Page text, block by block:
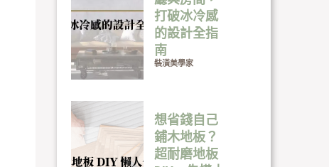
打破冰冷感
的設計全指
南
裝潢美學家
想省錢自己
鋪木地板？
超耐磨地板